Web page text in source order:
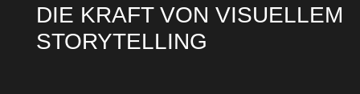
DIE KRAFT VON VISUELLEM
STORYTELLING